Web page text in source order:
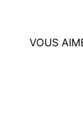
VOUS